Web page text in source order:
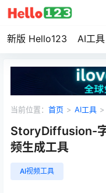
新版 Hello123 AI工具
当前位置： 首页 > AI工具 >
StoryDiffusion-
频生成工具
AI视频工具